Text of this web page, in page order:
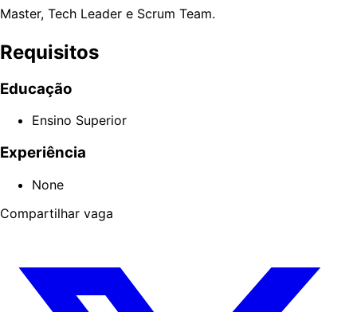
Master, Tech Leader e Scrum Team.
Requisitos
Educação
Ensino Superior
Experiência
None
Compartilhar vaga